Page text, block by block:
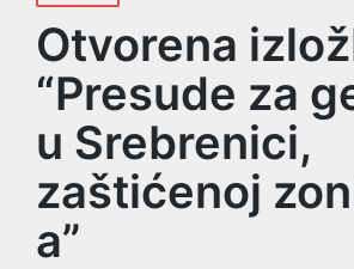
in
Otvorena
“Presude za
u Srebrenici,
zaštićenoj
a”